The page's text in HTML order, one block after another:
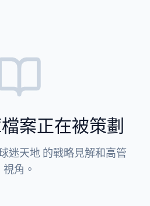
案正在被策劃
迷天地 的戰略見解和高管
視角。